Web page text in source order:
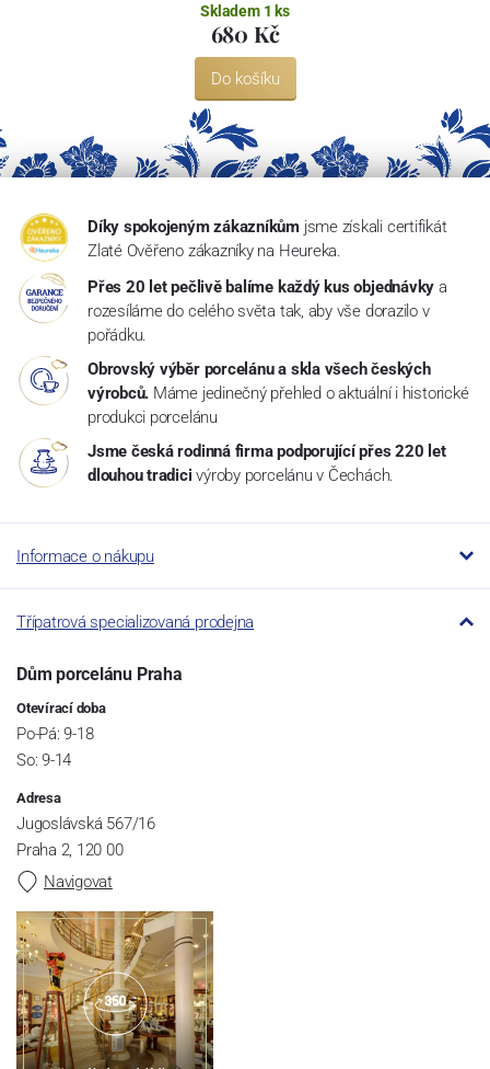
Skladem 1 ks
680 Kč
Do košíku
Díky spokojeným zákazníkům jsme získali certifikát
Zlaté Ověřeno zákazníky na Heureka.
Přes 20 let pečlivě balíme každý kus objednávky a
rozesíláme do celého světa tak, aby vše dorazilo v
pořádku.
Obrovský výběr porcelánu a skla všech českých
výrobců. Máme jedinečný přehled o aktuální i historické
produkci porcelánu
Jsme česká rodinná firma podporující přes 220 let
dlouhou tradici výroby porcelánu v Čechách.
Informace o nákupu
Třípatrová specializovaná prodejna
Dům porcelánu Praha
Otevírací doba
Po-Pá: 9-18
So: 9-14
Adresa
Jugoslávská 567/16
Praha 2, 120 00
Navigovat